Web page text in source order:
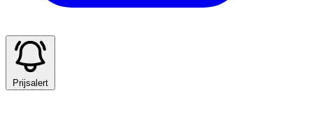
Prijsalert